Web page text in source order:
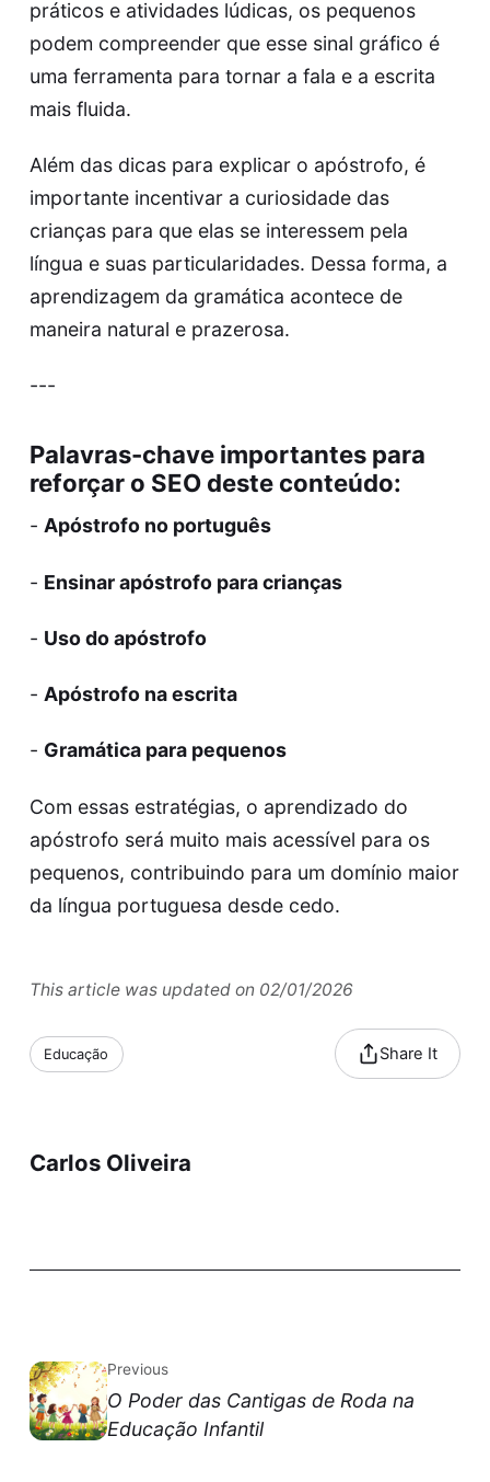
práticos e atividades lúdicas, os pequenos
podem compreender que esse sinal gráfico é
uma ferramenta para tornar a fala e a escrita
mais fluida.
Além das dicas para explicar o apóstrofo, é
importante incentivar a curiosidade das
crianças para que elas se interessem pela
língua e suas particularidades. Dessa forma, a
aprendizagem da gramática acontece de
maneira natural e prazerosa.
---
Palavras-chave importantes para
reforçar o SEO deste conteúdo:
- Apóstrofo no português
- Ensinar apóstrofo para crianças
- Uso do apóstrofo
- Apóstrofo na escrita
- Gramática para pequenos
Com essas estratégias, o aprendizado do
apóstrofo será muito mais acessível para os
pequenos, contribuindo para um domínio maior
da língua portuguesa desde cedo.
This article was updated on 02/01/2026
Educação Share It
Carlos Oliveira
Previous
O Poder das Cantigas de Roda na
Educação Infantil